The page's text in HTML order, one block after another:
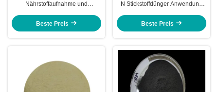
Nährstoffaufnahme und
Aminosäure-Plus-Blattdünger
Beste Preis
N Stickstoffdünger Anwendung
Beste Preis